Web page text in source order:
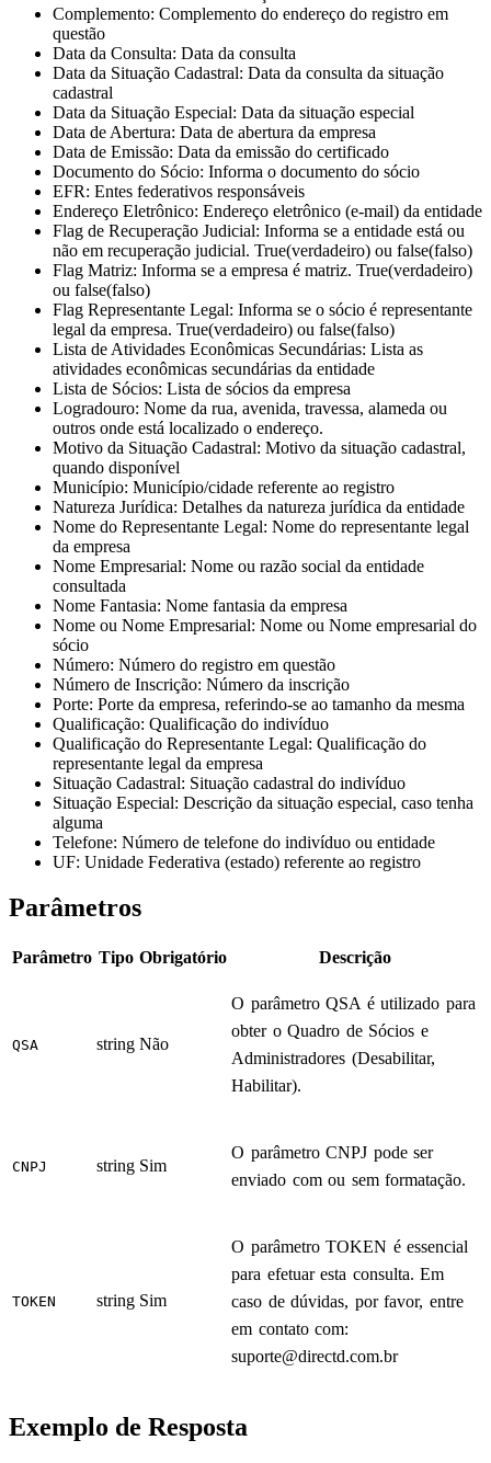
Complemento: Complemento do endereço do registro em
questão
Data da Consulta: Data da consulta
Data da Situação Cadastral: Data da consulta da situação
cadastral
Data da Situação Especial: Data da situação especial
Data de Abertura: Data de abertura da empresa
Data de Emissão: Data da emissão do certificado
Documento do Sócio: Informa o documento do sócio
EFR: Entes federativos responsáveis
Endereço Eletrônico: Endereço eletrônico (e-mail) da entidade
Flag de Recuperação Judicial: Informa se a entidade está ou
não em recuperação judicial. True(verdadeiro) ou false(falso)
Flag Matriz: Informa se a empresa é matriz. True(verdadeiro)
ou false(falso)
Flag Representante Legal: Informa se o sócio é representante
legal da empresa. True(verdadeiro) ou false(falso)
Lista de Atividades Econômicas Secundárias: Lista as
atividades econômicas secundárias da entidade
Lista de Sócios: Lista de sócios da empresa
Logradouro: Nome da rua, avenida, travessa, alameda ou
outros onde está localizado o endereço.
Motivo da Situação Cadastral: Motivo da situação cadastral,
quando disponível
Município: Município/cidade referente ao registro
Natureza Jurídica: Detalhes da natureza jurídica da entidade
Nome do Representante Legal: Nome do representante legal
da empresa
Nome Empresarial: Nome ou razão social da entidade
consultada
Nome Fantasia: Nome fantasia da empresa
Nome ou Nome Empresarial: Nome ou Nome empresarial do
sócio
Número: Número do registro em questão
Número de Inscrição: Número da inscrição
Porte: Porte da empresa, referindo-se ao tamanho da mesma
Qualificação: Qualificação do indivíduo
Qualificação do Representante Legal: Qualificação do
representante legal da empresa
Situação Cadastral: Situação cadastral do indivíduo
Situação Especial: Descrição da situação especial, caso tenha
alguma
Telefone: Número de telefone do indivíduo ou entidade
UF: Unidade Federativa (estado) referente ao registro
Parâmetros
Parâmetro Tipo Obrigatório Descrição
QSA string Não
O parâmetro QSA é utilizado para
obter o Quadro de Sócios e
Administradores (Desabilitar,
Habilitar).
CNPJ string Sim
O parâmetro CNPJ pode ser
enviado com ou sem formatação.
TOKEN string Sim
O parâmetro TOKEN é essencial
para efetuar esta consulta. Em
caso de dúvidas, por favor, entre
em contato com:
suporte@directd.com.br
Exemplo de Resposta